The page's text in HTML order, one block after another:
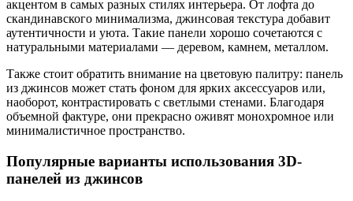
акцентом в самых разных стилях интерьера. От лофта до
скандинавского минимализма, джинсовая текстура добавит
аутентичности и уюта. Такие панели хорошо сочетаются с
натуральными материалами — деревом, камнем, металлом.
Также стоит обратить внимание на цветовую палитру: панель
из джинсов может стать фоном для ярких аксессуаров или,
наоборот, контрастировать с светлыми стенами. Благодаря
объемной фактуре, они прекрасно оживят монохромное или
минималистичное пространство.
Популярные варианты использования 3D-
панелей из джинсов